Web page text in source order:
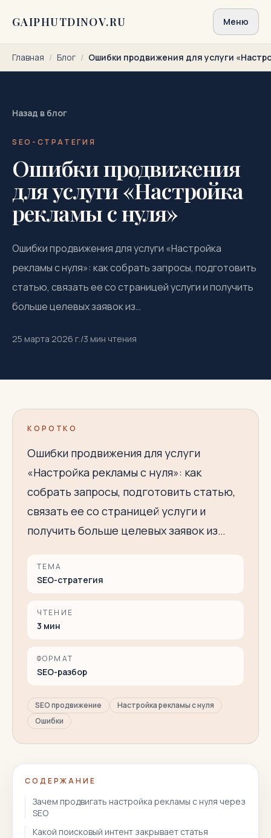
GAIPHUTDINOV.RU Меню
Главная / Блог / Ошибки продвижения для услуги
Назад в блог
SEO-СТРАТЕГИЯ
Ошибки продвижения
для услуги «Настройка
рекламы с нуля»
Ошибки продвижения для услуги «Настройка
рекламы с нуля»: как собрать запросы, подготовить
статью, связать ее со страницей услуги и получить
больше целевых заявок из…
25 марта 2026 г./3 мин чтения
КОРОТКО
Ошибки продвижения для услуги
«Настройка рекламы с нуля»: как
собрать запросы, подготовить статью,
связать ее со страницей услуги и
получить больше целевых заявок из…
ТЕМА
SEO-стратегия
ЧТЕНИЕ
3 мин
ФОРМАТ
SEO-разбор
SEO продвижение
Настройка рекламы с нуля
Ошибки
СОДЕРЖАНИЕ
Зачем продвигать настройка рекламы с нуля через
SEO
Какой поисковый интент закрывает статья